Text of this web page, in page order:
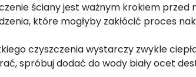
ściany jest ważnym krokiem przed
które mogłyby zakłócić proces
czyszczenia wystarczy zwykle
spróbuj dodać do wody biały ocet